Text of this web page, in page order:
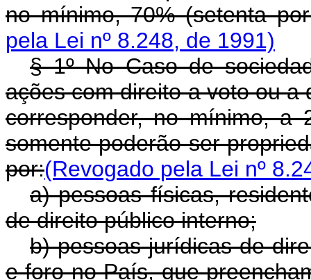
no mínimo, 70% (setenta
pela Lei nº 8.248, de 1991)
§ 1º No Caso de
ações com direito a voto ou
corresponder, no mínimo, a
somente poderão ser
por:(Revogado pela Lei nº
a) pessoas físicas,
de direito público interno;
b) pessoas jurídicas de
e foro no País, que